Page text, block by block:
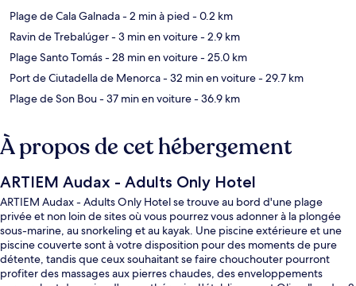
Plage de Cala Galnada- 2 min à pied - 0.2 km
Ravin de Trebalúger- 3 min en voiture- 2.9 km
Plage Santo Tomás- 28 min en voiture- 25.0 km
Port de Ciutadella de Menorca- 32 min en voiture- 29.7 km
Plage de Son Bou- 37 min en voiture- 36.9 km
À propos de cet hébergement
ARTIEM Audax - Adults Only Hotel
ARTIEM Audax - Adults Only Hotel se trouve au bord d'une plage
privée et non loin de sites où vous pourrez vous adonner à la plongée
sous-marine, au snorkeling et au kayak. Une piscine extérieure et une
piscine couverte sont à votre disposition pour des moments de pure
détente, tandis que ceux souhaitant se faire chouchouter pourront
profiter des massages aux pierres chaudes, des enveloppements